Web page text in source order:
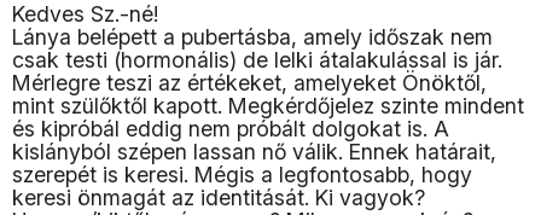
Kedves Sz.-né!
Lánya belépett a pubertásba, amely időszak nem
csak testi (hormonális) de lelki átalakulással is jár.
Mérlegre teszi az értékeket, amelyeket Önöktől,
mint szülőktől kapott. Megkérdőjelez szinte mindent
és kipróbál eddig nem próbált dolgokat is. A
kislányból szépen lassan nő válik. Ennek határait,
szerepét is keresi. Mégis a legfontosabb, hogy
keresi önmagát az identitását. Ki vagyok?